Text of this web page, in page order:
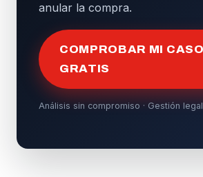
anular la compra.
COMPROBAR MI CASO
GRATIS
Análisis sin compromiso · Gestión